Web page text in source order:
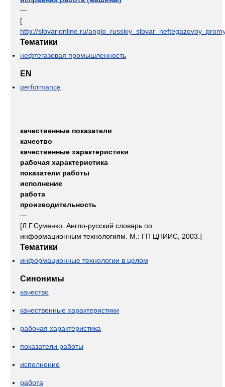
—
[
http://slovarionline.ru/
Тематики
нефтегазовая промышленность
EN
performance
качественные показатели
качество
качественные характеристики
рабочая характеристика
показатели работы
исполнение
работа
производительность
—
[Л.Г.Суменко. Англо-русский словарь по
информационным технологиям. М.: ГП ЦНИИС, 2003.]
Тематики
информационные технологии в целом
Синонимы
качество
качественные характеристики
рабочая характеристика
показатели работы
исполнение
работа